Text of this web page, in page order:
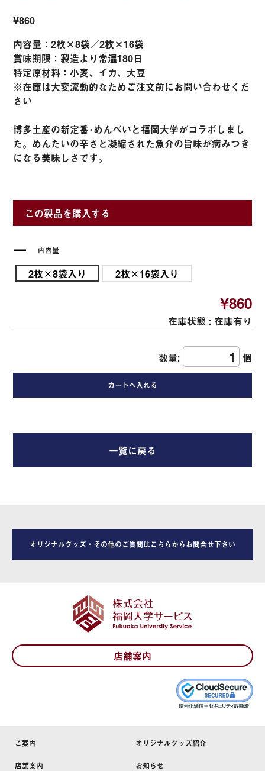
¥860
内容量：2枚×8袋／2枚×16袋
賞味期限：製造より常温180日
特定原材料：小麦、イカ、大豆
※在庫は大変流動的なためご注文前にお問い合わせくだ
さい
博多土産の新定番･めんべいと福岡大学がコラボしまし
た。めんたいの辛さと凝縮された魚介の旨味が病みつき
になる美味しさです。
この製品を購入する
内容量
2枚×8袋入り 2枚×16袋入り
¥860
在庫状態 : 在庫有り
数量: 個
一覧に戻る
オリジナルグッズ・その他のご質問はこちらからお問合せ下さい
店舗案内
ご案内 オリジナルグッズ紹介
店舗案内 お知らせ